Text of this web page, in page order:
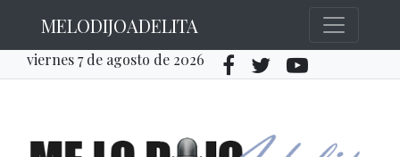
MELODIJOADELITA
viernes 7 de agosto de 2026